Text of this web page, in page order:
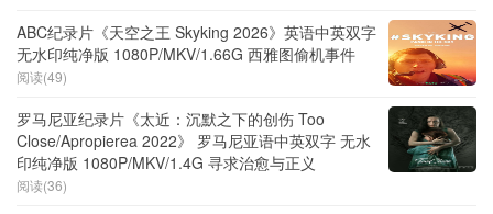
ABC纪录片《天空之王 Skyking 2026》英语中英双字
无水印纯净版 1080P/MKV/1.66G 西雅图偷机事件
阅读(49)
罗马尼亚纪录片《太近：沉默之下的创伤 Too
Close/Apropierea 2022》 罗马尼亚语中英双字 无水
印纯净版 1080P/MKV/1.4G 寻求治愈与正义
阅读(36)